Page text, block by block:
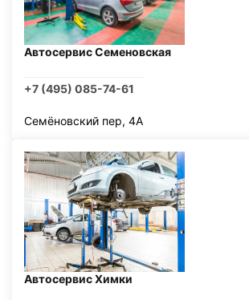
Автосервис Семеновская
+7 (495) 085-74-61
Семёновский пер, 4А
Автосервис Химки